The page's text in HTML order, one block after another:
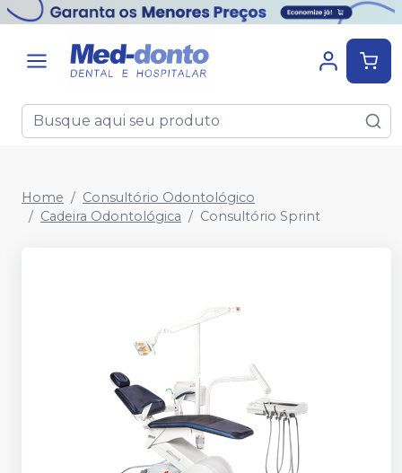
Home
Consultório Odontológico
Cadeira Odontológica
Consultório Sprint